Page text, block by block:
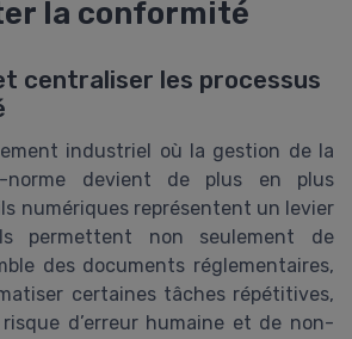
la conformité
centraliser les processus
industriel où la gestion de la
norme devient de plus en plus
numériques représentent un levier
permettent non seulement de
des documents réglementaires,
certaines tâches répétitives,
d’erreur humaine et de non-